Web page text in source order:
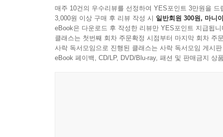
매주 10건의 우수리뷰를 선정하여 YES포인트 3만원을 드
3,000원 이상 구매 후 리뷰 작성 시 일반회원 300원, 마니
eBook은 다운로드 후 작성한 리뷰만 YES포인트 지급됩니
클래스는 첫번째 회차 주문확정 시점부터 마지막 회차 주
사락 독서모임으로 진행된 클래스는 사락 독서모임 게시
eBook 페이백, CD/LP, DVD/Blu-ray, 패션 및 판매금지 상